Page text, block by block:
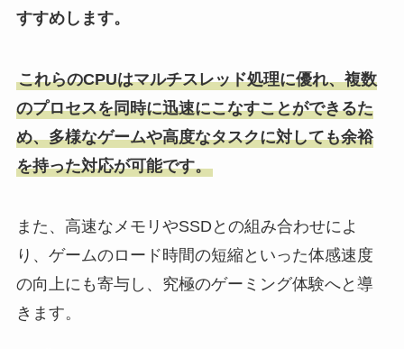
すすめします。
これらのCPUはマルチスレッド処理に優れ、複数
のプロセスを同時に迅速にこなすことができるた
め、多様なゲームや高度なタスクに対しても余裕
を持った対応が可能です。
また、高速なメモリやSSDとの組み合わせによ
り、ゲームのロード時間の短縮といった体感速度
の向上にも寄与し、究極のゲーミング体験へと導
きます。